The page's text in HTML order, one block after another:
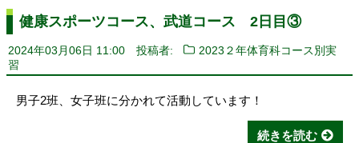
健康スポーツコース、武道コース 2日目③
2024年03月06日 11:00 投稿者:
2023２年体育科コース別実
習
男子2班、女子班に分かれて活動しています！
続きを読む